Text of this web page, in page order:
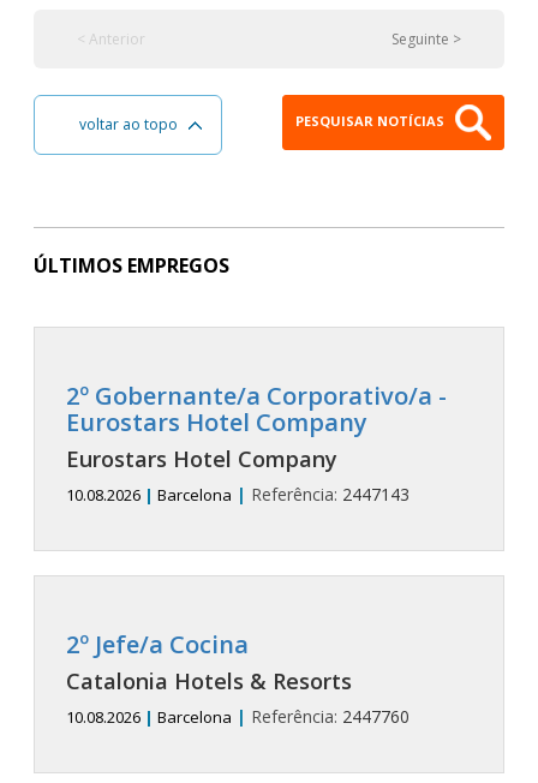
< Anterior Seguinte >
voltar ao topo PESQUISAR NOTÍCIAS
ÚLTIMOS EMPREGOS
2º Gobernante/a Corporativo/a -
Eurostars Hotel Company
Eurostars Hotel Company
10.08.2026 | Barcelona | Referência: 2447143
2º Jefe/a Cocina
Catalonia Hotels & Resorts
10.08.2026 | Barcelona | Referência: 2447760